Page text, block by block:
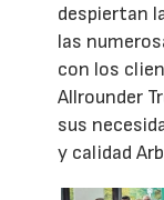
despiertan
las
con los
Allrounder
sus
y calidad